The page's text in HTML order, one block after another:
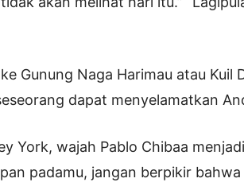
Gunung Naga Harimau atau Kuil
dapat menyelamatkan
York, wajah Pablo Chibaa
padamu, jangan berpikir